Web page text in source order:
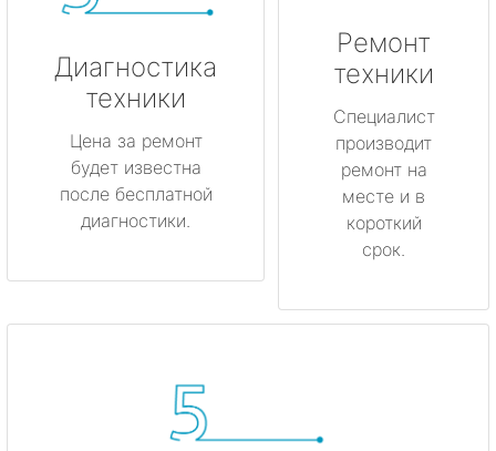
Диагностика
техники
Цена за ремонт
будет известна
после бесплатной
диагностики.
Ремонт
техники
Специалист
производит
ремонт на
месте и в
короткий
срок.